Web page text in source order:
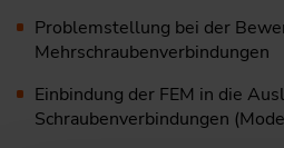
Problemstellung bei der
Mehrschraubenverbindungen
Einbindung der FEM in die
Schraubenverbindungen